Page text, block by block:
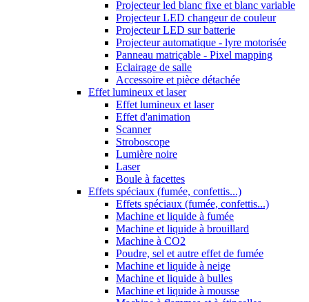
Projecteur led blanc fixe et blanc variable
Projecteur LED changeur de couleur
Projecteur LED sur batterie
Projecteur automatique - lyre motorisée
Panneau matriçable - Pixel mapping
Eclairage de salle
Accessoire et pièce détachée
Effet lumineux et laser
Effet lumineux et laser
Effet d'animation
Scanner
Stroboscope
Lumière noire
Laser
Boule à facettes
Effets spéciaux (fumée, confettis...)
Effets spéciaux (fumée, confettis...)
Machine et liquide à fumée
Machine et liquide à brouillard
Machine à CO2
Poudre, sel et autre effet de fumée
Machine et liquide à neige
Machine et liquide à bulles
Machine et liquide à mousse